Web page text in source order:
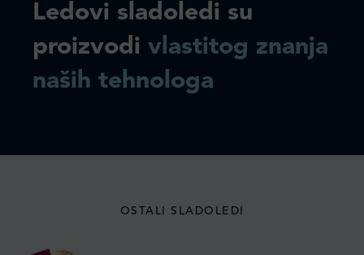
Ledovi sladoledi su
proizvodi vlastitog znanja
naših tehnologa
OSTALI SLADOLEDI